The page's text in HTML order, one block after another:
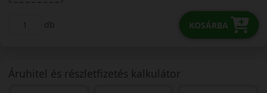
db KOSÁRBA
Áruhitel és részletfizetés kalkulátor